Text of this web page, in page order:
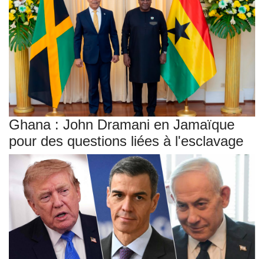
Ghana : John Dramani en Jamaïque
pour des questions liées à l'esclavage